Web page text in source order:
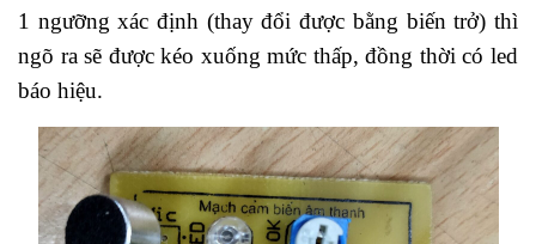
1 ngưỡng xác định (thay đổi được bằng biến trở) thì
ngõ ra sẽ được kéo xuống mức thấp, đồng thời có led
báo hiệu.